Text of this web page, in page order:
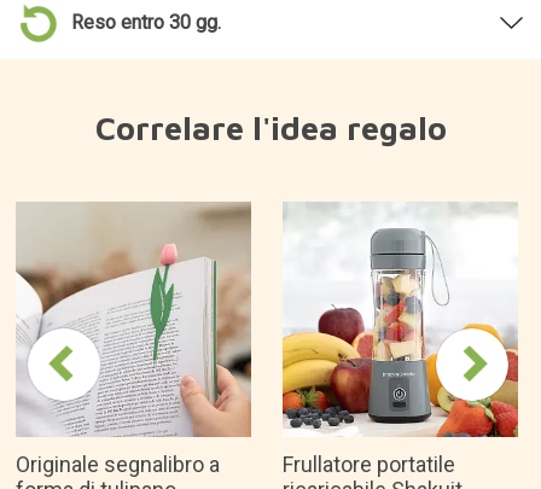
Reso entro 30 gg.
Correlare l'idea regalo
Originale segnalibro a
Frullatore portatile